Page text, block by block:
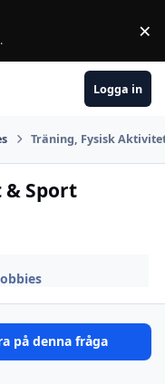
. ×
Logga in
Träning, Fysisk
& Sport
på denna fråga